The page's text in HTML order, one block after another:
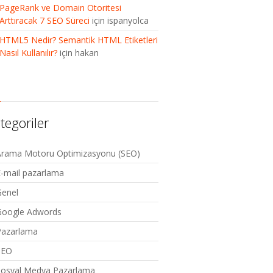
ve Domain Otoritesi
7 SEO Süreci için ispanyolca
Nedir? Semantik HTML Etiketleri
Kullanılır?için hakan
Motoru Optimizasyonu (SEO)
mail pazarlama
Adwords
Medya Pazarlama